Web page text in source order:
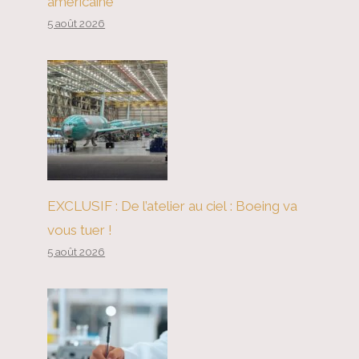
5 août 2026
EXCLUSIF : De l’atelier au ciel : Boeing va
vous tuer !
5 août 2026